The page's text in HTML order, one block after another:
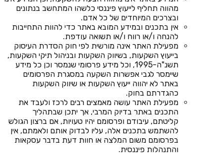
מהווה תחליף לייעוץ פיננסי כלשהו המתחשב בנתונים
ובצרכים המיוחדים של כל אדם.
אין בתכנים ובמידע המובא באתר כדי להוות התחייבות
להנחה ו/או רווח ו/או תשואה עודפת.
מפעילת האתר אינה מורשית לפי חוק הסדרת העיסוק
בייעוץ השקעות, בשיווק השקעות ובניהול תיקי השקעות,
תשנ"ה-1995, וכל מידע פרסומי שנמסר וכן כל מידע
שיימסר לגבי אפשרות השקעה במסגרת הפרסומים
באתר לא יהווה ייעוץ השקעות או שיווק השקעות
כהגדרתם בחוק.
מפעילת האתר עושה מאמצים רבים לרכז ולעבד את
התכנים באתר בדיוק המרבי, אך יתכן שבתהליך
קליטתם, עיבודם ופרסומם יהיו טעויות, אם ברצון הגולש
להשתמש בתכנים אלה, עליו לבדוק אותם ולאמתם, אין
בפרסומם משום המלצה או חוות דעת בדבר עסקאות
והתנהלות פיננסית.